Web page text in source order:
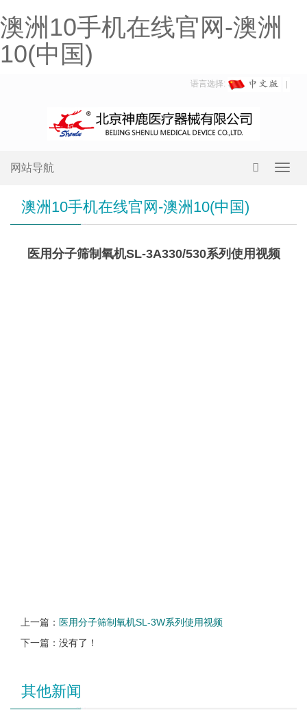
澳洲10手机在线官网-澳洲
10(中国)
语言选择:
网站导航
澳洲10手机在线官网-澳洲10(中国)
医用分子筛制氧机SL-3A330/530系列使用视频
上一篇： 医用分子筛制氧机SL-3W系列使用视频
下一篇：没有了！
其他新闻